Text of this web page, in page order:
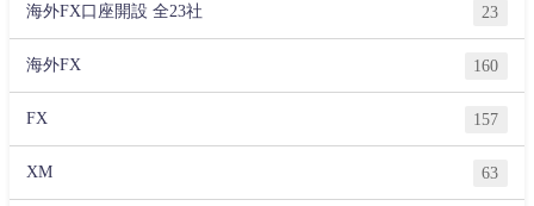
海外FX口座開設 全23社 23
海外FX 160
FX 157
XM 63